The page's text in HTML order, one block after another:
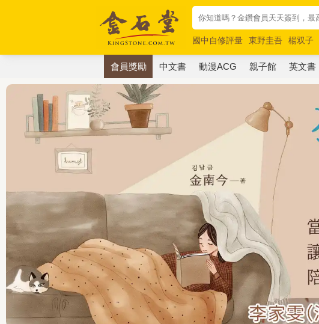
國中自修評量 東野圭吾 楊双子
唯紅花綻放
奧德賽 路邊攤新作
會員獎勵 中文書 動漫ACG 親子館 英文書